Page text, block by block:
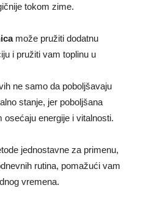
tokom zime.
može pružiti dodatnu
i pružiti vam toplinu u
ne samo da poboljšavaju
stanje, jer poboljšana
energije i vitalnosti.
jednostavne za primenu,
rutina, pomažući vam
vremena.